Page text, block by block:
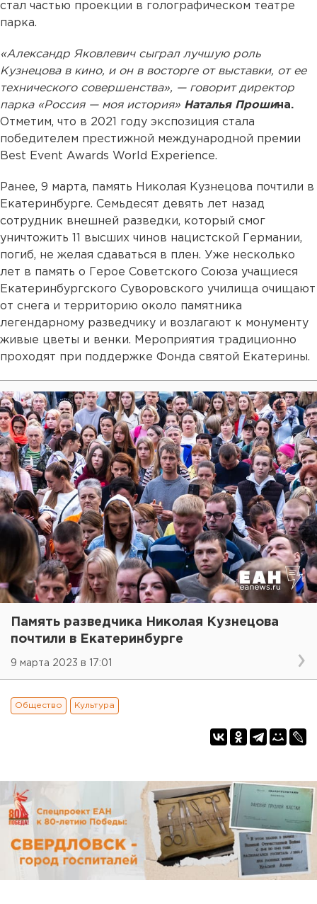
стал частью проекции в голографическом театре
парка.
«Александр Яковлевич сыграл лучшую роль
Кузнецова в кино, и он в восторге от выставки, от ее
технического совершенства», — говорит директор
парка «Россия — моя история» Наталья Прошина.
Отметим, что в 2021 году экспозиция стала
победителем престижной международной премии
Best Event Awards World Experience.
Ранее, 9 марта, память Николая Кузнецова почтили в
Екатеринбурге. Семьдесят девять лет назад
сотрудник внешней разведки, который смог
уничтожить 11 высших чинов нацистской Германии,
погиб, не желая сдаваться в плен. Уже несколько
лет в память о Герое Советского Союза учащиеся
Екатеринбургского Суворовского училища очищают
от снега и территорию около памятника
легендарному разведчику и возлагают к монументу
живые цветы и венки. Мероприятия традиционно
проходят при поддержке Фонда святой Екатерины.
Память разведчика Николая Кузнецова
почтили в Екатеринбурге
9 марта 2023 в 17:01
Общество Культура